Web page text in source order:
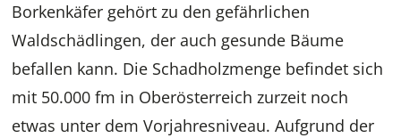
Borkenkäfer gehört zu den gefährlichen
Waldschädlingen, der auch gesunde Bäume
befallen kann. Die Schadholzmenge befindet sich
mit 50.000 fm in Oberösterreich zurzeit noch
etwas unter dem Vorjahresniveau. Aufgrund der